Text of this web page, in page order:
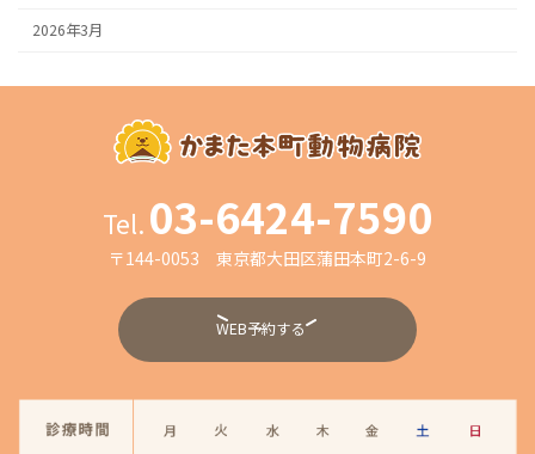
2026年3月
Tel. 03-6424-7590
〒144-0053 東京都大田区蒲田本町2-6-9
WEB予約する